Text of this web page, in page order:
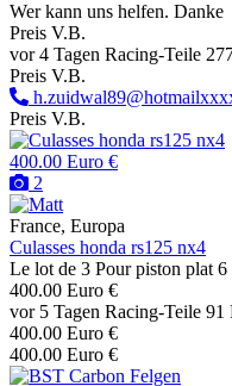
Wer kann uns helfen. Danke
Preis V.B.
vor 4 Tagen Racing-Teile
Preis V.B.
Preis V.B.
400.00 Euro €
2
France, Europa
Culasses honda rs125 nx4
Le lot de 3 Pour piston plat
400.00 Euro €
vor 5 Tagen Racing-Teile 91
400.00 Euro €
400.00 Euro €